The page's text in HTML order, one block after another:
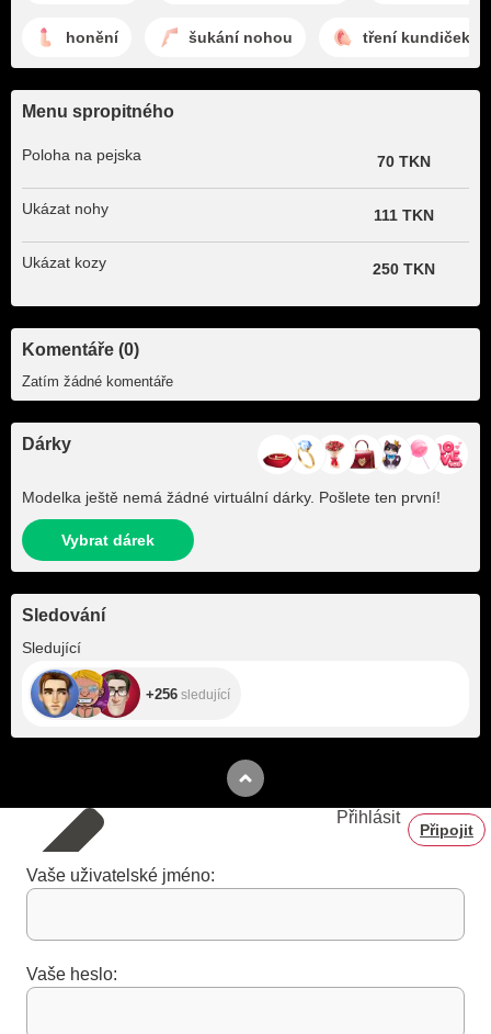
honění šukání nohou tření kundiček
Menu spropitného
Poloha na pejska 70 TKN
Ukázat nohy 111 TKN
Ukázat kozy 250 TKN
Komentáře (0)
Zatím žádné komentáře
Dárky
Modelka ještě nemá žádné virtuální dárky. Pošlete ten první!
Vybrat dárek
Sledování
Sledující
+256 sledující
Přihlásit
Připojit
Vaše uživatelské jméno:
Vaše heslo: